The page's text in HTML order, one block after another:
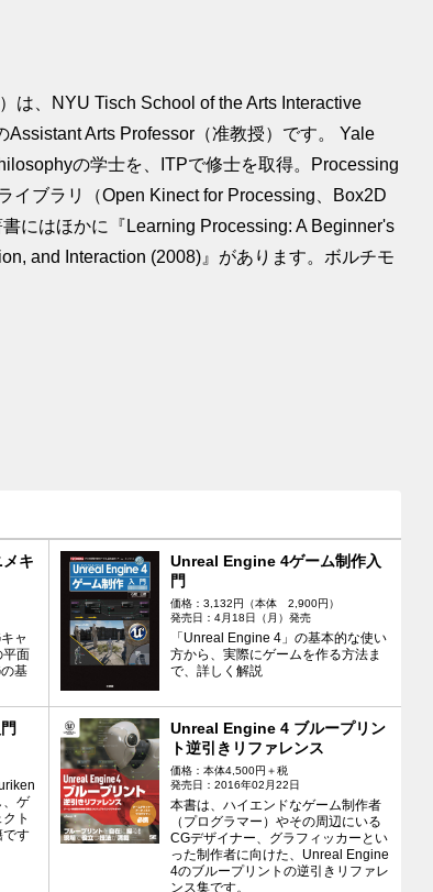
は、NYU Tisch School of the Arts Interactive
Arts Professor（准教授）です。 Yale
の学士を、ITPで修士を取得。Processing
イブラリ（Open Kinect for Processing、Box2D
にはほかに『Learning Processing: A Beginner's
and Interaction (2008)』があります。ボルチモ
キ
ャ
平面
基
Unreal Engine 4ゲーム制作入
門
価格：3,132円（本体 2,900円）
発売日：4月18日（月）発売
「Unreal Engine 4」の基本的な使い
方から、実際にゲームを作る方法ま
で、詳しく解説
、ゲ
ト
です
Unreal Engine 4 ブループリン
ト逆引きリファレンス
価格：本体4,500円＋税
発売日：2016年02月22日
本書は、ハイエンドなゲーム制作者
（プログラマー）やその周辺にいる
CGデザイナー、グラフィッカーとい
った制作者に向けた、Unreal Engine
4のブループリントの逆引きリファレ
ンス集です。